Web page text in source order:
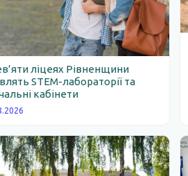
ліцеях Рівненщини
STEM-лабораторії та
кабінети